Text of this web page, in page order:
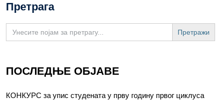
Претрага
Search
for:
ПОСЛЕДЊЕ ОБЈАВЕ
КОНКУРС за упис студената у прву годину првог циклуса